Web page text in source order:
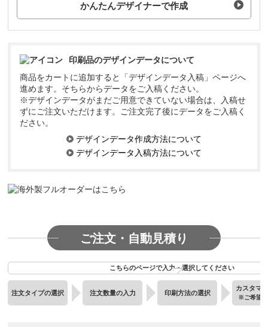
かんたんデザイナーで作成
印刷品のデザインデータについて
商品をカートに追加すると「デザインデータ入稿」ページへ
進めます。そちらからデータをご入稿ください。
※デザインデータがまだご用意できていない場合は、入稿せ
ずにご注文いただけます。ご注文完了後にデータをご入稿く
ださい。
デザインデータ作成方法について
デザインデータ入稿方法について
ご注文・自動見積り
こちらのページで入力・選択してください
注文タイプの選択 注文数量の入力 印刷方法の選択
カスタマ
※ご希望